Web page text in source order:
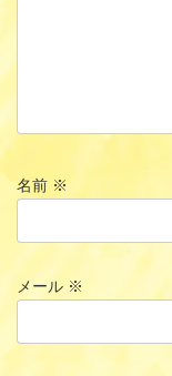
名前 ※
メール ※